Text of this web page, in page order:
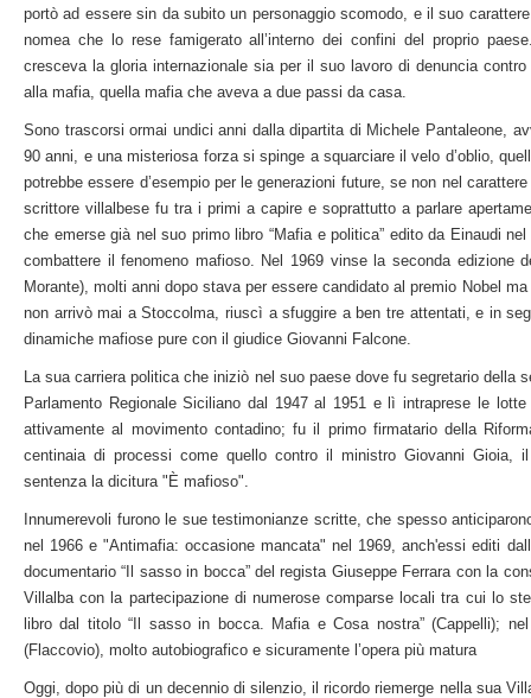
portò ad essere sin da subito un personaggio scomodo, e il suo
nomea che lo rese famigerato all’interno dei confini del proprio
cresceva la gloria internazionale sia per il suo lavoro di denuncia
alla mafia, quella mafia che aveva a due passi da casa.
Sono trascorsi ormai undici anni dalla dipartita di Michele Pantaleone,
90 anni, e una misteriosa forza si spinge a squarciare il velo d’oblio,
potrebbe essere d’esempio per le generazioni future, se non nel
scrittore villalbese fu tra i primi a capire e soprattutto a parlare
che emerse già nel suo primo libro “Mafia e politica” edito da Einaudi
combattere il fenomeno mafioso. Nel 1969 vinse la seconda edizione
Morante), molti anni dopo stava per essere candidato al premio Nobel
non arrivò mai a Stoccolma, riuscì a sfuggire a ben tre attentati, e in
dinamiche mafiose pure con il giudice Giovanni Falcone.
La sua carriera politica che iniziò nel suo paese dove fu segretario della
Parlamento Regionale Siciliano dal 1947 al 1951 e lì intraprese le
attivamente al movimento contadino; fu il primo firmatario della
centinaia di processi come quello contro il ministro Giovanni Gioia,
sentenza la dicitura "È mafioso".
Innumerevoli furono le sue testimonianze scritte, che spesso
nel 1966 e "Antimafia: occasione mancata" nel 1969, anch'essi editi
documentario “Il sasso in bocca” del regista Giuseppe Ferrara con la
Villalba con la partecipazione di numerose comparse locali tra cui lo
libro dal titolo “Il sasso in bocca. Mafia e Cosa nostra” (Cappelli);
(Flaccovio), molto autobiografico e sicuramente l’opera più matura
Oggi, dopo più di un decennio di silenzio, il ricordo riemerge nella sua